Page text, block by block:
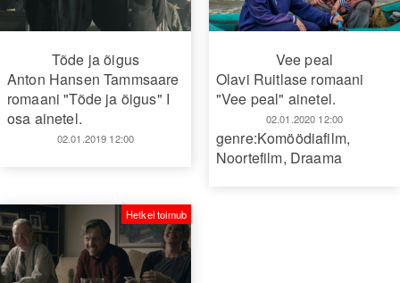
Tõde ja õigus
Anton Hansen Tammsaare
romaani "Tõde ja õigus" I
osa ainetel.
02.01.2019 12:00
Vee peal
Olavi Ruitlase romaani
"Vee peal" ainetel.
02.01.2020 12:00
genre:Komöödiafilm,
Noortefilm, Draama
Hetkel toimub